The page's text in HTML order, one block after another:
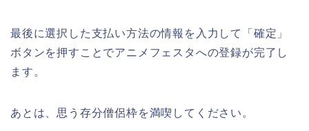
最後に選択した支払い方法の情報を入力して「確定」
ボタンを押すことでアニメフェスタへの登録が完了し
ます。
あとは、思う存分僧侶枠を満喫してください。